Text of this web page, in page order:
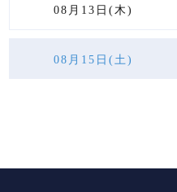
08月13日(木)
08月15日(土)